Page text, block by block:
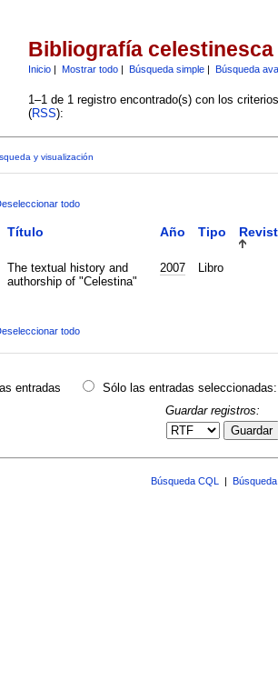
Bibliografía celestinesca
Inicio| Mostrar todo| Búsqueda simple| Búsqueda
1–1 de 1 registro encontrado(s) con los
(RSS):
y visualización
todo
Título Año Tipo
The textual history and
authorship of "Celestina"
2007 Libro
todo
entradas
Sólo las entradas seleccionadas:
Guardar registros:
Guardar
Búsqueda CQL